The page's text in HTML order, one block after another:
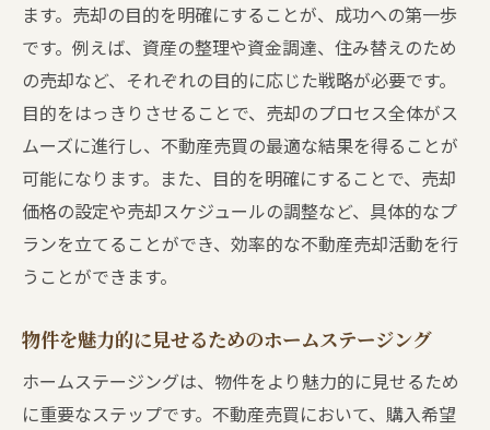
ます。売却の目的を明確にすることが、成功への第一歩
です。例えば、資産の整理や資金調達、住み替えのため
の売却など、それぞれの目的に応じた戦略が必要です。
目的をはっきりさせることで、売却のプロセス全体がス
ムーズに進行し、不動産売買の最適な結果を得ることが
可能になります。また、目的を明確にすることで、売却
価格の設定や売却スケジュールの調整など、具体的なプ
ランを立てることができ、効率的な不動産売却活動を行
うことができます。
物件を魅力的に見せるためのホームステージング
ホームステージングは、物件をより魅力的に見せるため
に重要なステップです。不動産売買において、購入希望